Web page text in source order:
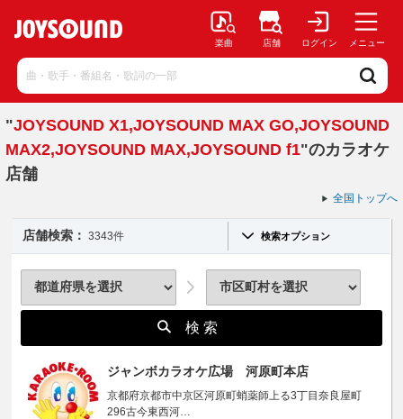
楽曲 店舗 ログイン メニュー
"JOYSOUND X1,JOYSOUND MAX GO,JOYSOUND
MAX2,JOYSOUND MAX,JOYSOUND f1"のカラオケ
店舗
全国トップへ
店舗検索： 3343件 検索オプション
検 索
ジャンボカラオケ広場 河原町本店
京都府京都市中京区河原町蛸薬師上る3丁目奈良屋町
296古今東西河…